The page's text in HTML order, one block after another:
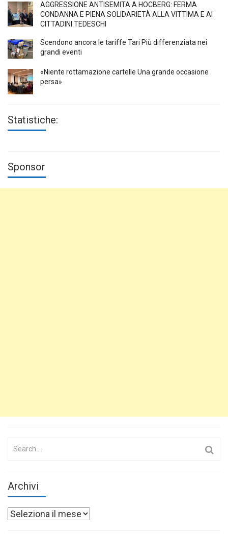
AGGRESSIONE ANTISEMITA A HÖCBERG: FERMA
CONDANNA E PIENA SOLIDARIETÀ ALLA VITTIMA E AI
CITTADINI TEDESCHI
Scendono ancora le tariffe Tari Più differenziata nei
grandi eventi
«Niente rottamazione cartelle Una grande occasione
persa»
Statistiche:
Sponsor
Search
Archivi
Archivi